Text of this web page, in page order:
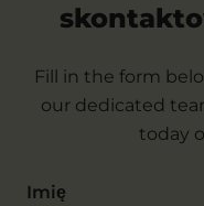
Fill in the form
our dedicated
today
Imię